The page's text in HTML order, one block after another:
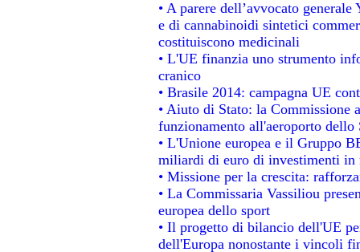
• A parere dell’avvocato
e di cannabinoidi sintetici
costituiscono medicinali
• L'UE finanzia uno strumento
cranico
• Brasile 2014: campagna UE
• Aiuto di Stato: la Commissione
funzionamento all'aeroporto
• L'Unione europea e il Gruppo
miliardi di euro di investimenti in
• Missione per la crescita:
• La Commissaria Vassiliou
europea dello sport
• Il progetto di bilancio dell'UE
dell'Europa nonostante i vincoli